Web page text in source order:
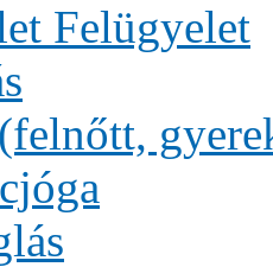
Felügyelet